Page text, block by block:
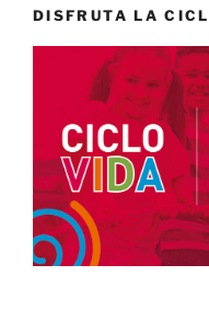
DISFRUTA LA